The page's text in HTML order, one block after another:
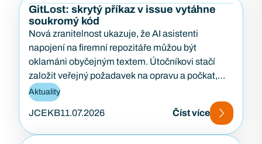
GitLost: skrytý příkaz v issue vytáhne
soukromý kód
Nová zranitelnost ukazuje, že AI asistenti
napojení na firemní repozitáře můžou být
oklamáni obyčejným textem. Útočníkovi stačí
založit veřejný požadavek na opravu a počkat,
až…
Aktuality
JCEKB11.07.2026 Číst více